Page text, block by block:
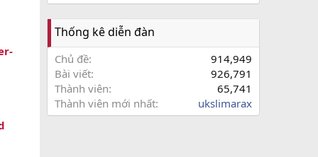
Thống kê diễn đàn
Chủ đề
914,949
Bài viết
926,791
Thành viên
65,741
Thành viên mới nhất
ukslimarax